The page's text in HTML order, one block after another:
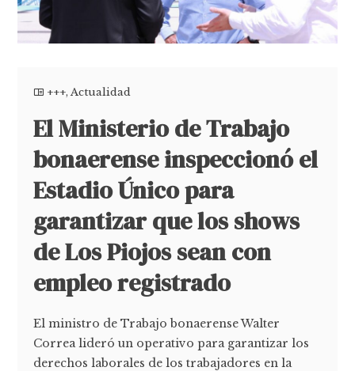
+++,Actualidad
El Ministerio de Trabajo
bonaerense inspeccionó el
Estadio Único para
garantizar que los shows
de Los Piojos sean con
empleo registrado
El ministro de Trabajo bonaerense Walter
Correa lideró un operativo para garantizar los
derechos laborales de los trabajadores en la